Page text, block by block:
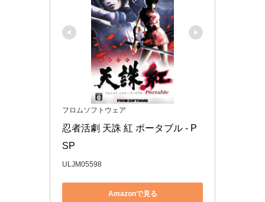
フロムソフトウェア
忍者活劇 天誅 紅 ポータブル - P
SP
ULJM05598
Amazonで見る